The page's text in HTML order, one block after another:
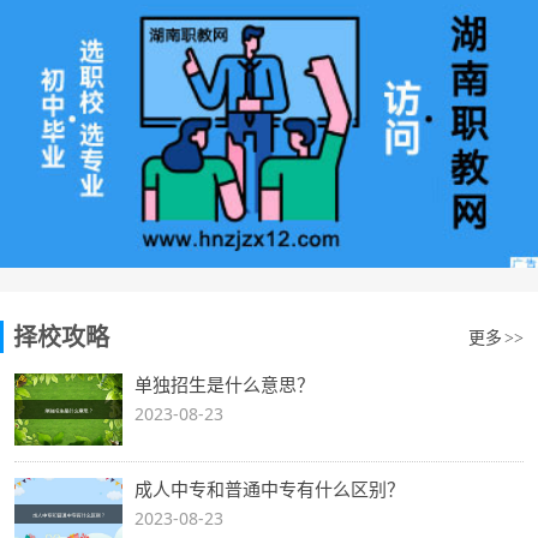
择校攻略 更多 >>
单独招生是什么意思？
2023-08-23
成人中专和普通中专有什么区别？
2023-08-23